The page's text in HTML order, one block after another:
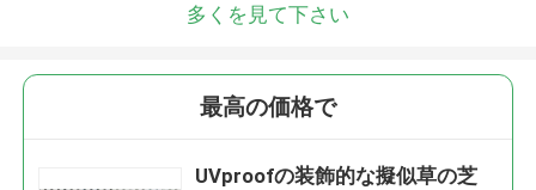
多くを見て下さい
最高の価格で
UVproofの装飾的な擬似草の芝